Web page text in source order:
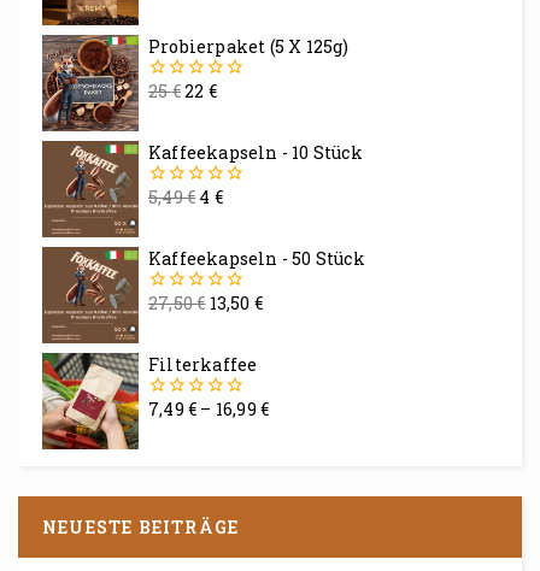
Probierpaket (5 X 125g)
0
25€22 €
Kaffeekapseln - 10 Stück
0
5,49€4 €
Kaffeekapseln - 50 Stück
0
27,50€ 13,50 €
Filterkaffee
0
7,49 € – 16,99€
NEUESTE BEITRÄGE